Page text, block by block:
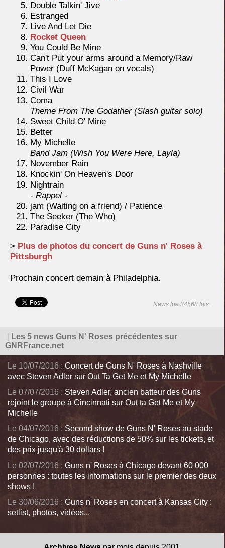
Double Talkin' Jive
Estranged
Live And Let Die
Rocket Queen
You Could Be Mine
Can't Put your arms around a Memory/Raw
Power (Duff McKagan on vocals)
This I Love
Civil War
Coma
Theme From The Godather (Slash guitar solo)
Sweet Child O' Mine
Better
My Michelle
Band Jam (Wish You Were Here, Layla)
November Rain
Knockin' On Heaven's Door
Nightrain
- Rappel -
jam (Waiting on a friend) / Patience
The Seeker (The Who)
Paradise City
> Plus de photos du concert de Guns n' Roses à
Pittsburgh
Prochain concert demain à Philadelphia.
News lue 34568 fois.
Les 5 news Guns N' Roses précédentes sur
GNRFrance.net
Le 10/07/2016 : Concert de Guns N' Roses à Nashville
avec Steven Adler sur Out Ta Get Me et My Michelle
Le 07/07/2016 : Steven Adler, ancien batteur des Guns
rejoint le groupe à Cincinnati sur Out ta Get Me et My
Michelle
Le 04/07/2016 : Second show de Guns N' Roses au stade
de Chicago, avec des réductions de 50% sur les tickets, et
des prix jusqu'à 30 dollars !
Le 02/07/2016 : Guns n' Roses à Chicago devant 60 000
personnes : toutes les informations sur le premier des deux
shows !
Le 30/06/2016 : Guns n' Roses en concert à Kansas City :
setlist, photos, vidéos...